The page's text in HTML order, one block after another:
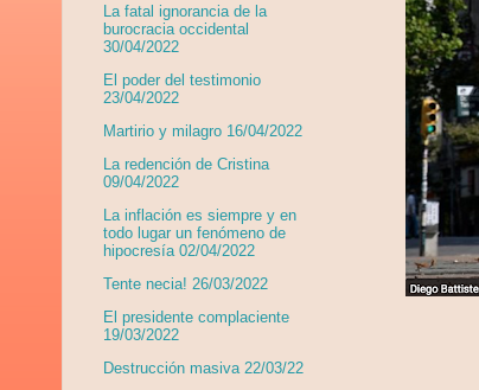
La fatal ignorancia de la
burocracia occidental
30/04/2022
El poder del testimonio
23/04/2022
Martirio y milagro 16/04/2022
La redención de Cristina
09/04/2022
La inflación es siempre y en
todo lugar un fenómeno de
hipocresía 02/04/2022
Tente necia! 26/03/2022
El presidente complaciente
19/03/2022
Destrucción masiva 22/03/22